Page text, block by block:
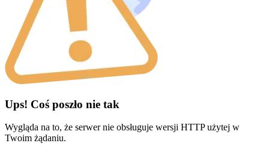
Ups! Coś poszło nie tak
Wygląda na to, że serwer nie obsługuje wersji HTTP użytej w
Twoim żądaniu.